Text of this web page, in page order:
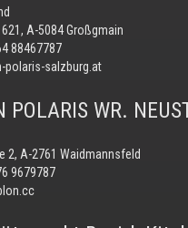
A-5084 Großgmain
88467787
polaris-salzburg.at
POLARIS WR.
2, A-2761 Waidmannsfeld
9679787